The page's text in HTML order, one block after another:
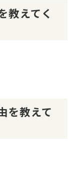
教えてく
を教えて